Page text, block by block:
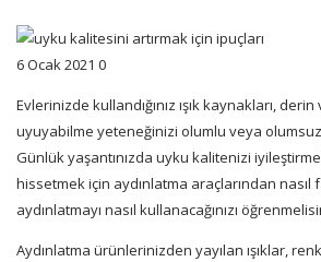
6 Ocak 2021 0
Evlerinizde kullandığınız ışık kaynakları,
uyuyabilme yeteneğinizi olumlu veya
Günlük yaşantınızda uyku kalitenizi
hissetmek için aydınlatma araçlarından nasıl
aydınlatmayı nasıl kullanacağınızı
Aydınlatma ürünlerinizden yayılan ışıklar,